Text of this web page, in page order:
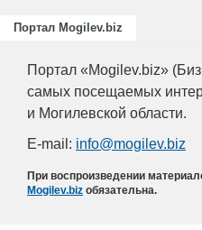
Портал Mogilev.biz
Портал «Mogilev.biz»
самых посещаемых
и Могилевской области.
E-mail: info@mogilev.biz
При воспроизведении
Mogilev.biz обязательна.